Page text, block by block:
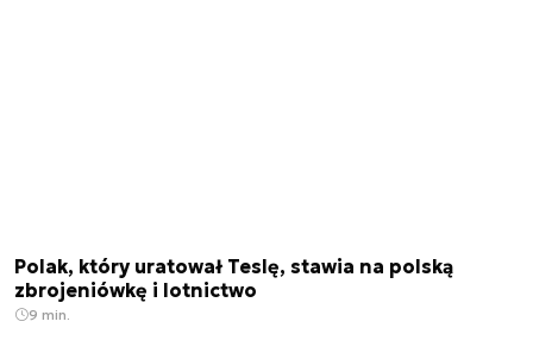
Polak, który uratował Teslę, stawia na polską
zbrojeniówkę i lotnictwo
9 min.